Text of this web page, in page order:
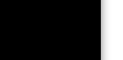
в Хмельнике
в Хмельницком
в Хороле